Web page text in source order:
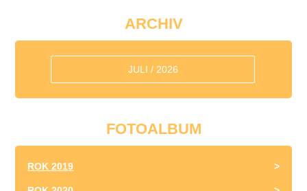
ARCHIV
JULI / 2026
FOTOALBUM
ROK 2019